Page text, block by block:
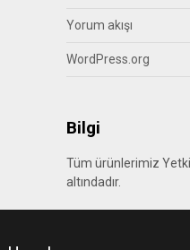
Yorum akışı
WordPress.org
Bilgi
Tüm ürünlerimiz
altındadır.